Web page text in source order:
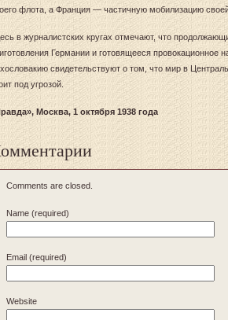
флота, а Франция — частичную мобилизацию
в журналистских кругах отмечают, что
Германии и готовящееся провокационное
свидетельствуют о том, что мир в
под угрозой.
Москва, 1 октября 1938 года
Comments are closed.
Name (required)
Email (required)
Website